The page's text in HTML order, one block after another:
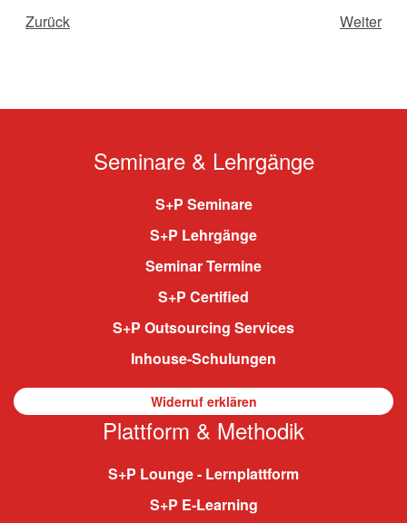
Zurück Weiter
Seminare & Lehrgänge
S+P Seminare
S+P Lehrgänge
Seminar Termine
S+P Certified
S+P Outsourcing Services
Inhouse-Schulungen
Widerruf erklären
Plattform & Methodik
S+P Lounge - Lernplattform
S+P E-Learning